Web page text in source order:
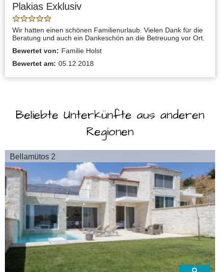
Plakias Exklusiv
Wir hatten einen schönen Familienurlaub. Vielen Dank für die
Beratung und auch ein Dankeschön an die Betreuung vor Ort.
Bewertet von: Familie Holst
Bewertet am: 05.12.2018
Beliebte Unterkünfte aus anderen
Regionen
Bellamütos 2